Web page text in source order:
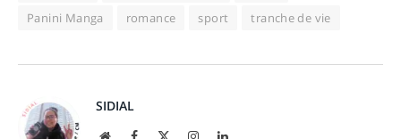
Panini Manga
romance sport tranche de vie
SIDIAL
Site Facebook InstagramLinkedIn